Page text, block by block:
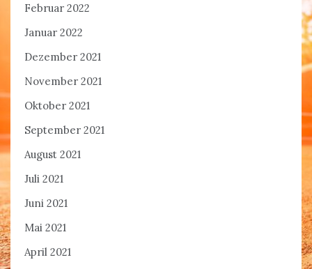
Februar 2022
Januar 2022
Dezember 2021
November 2021
Oktober 2021
September 2021
August 2021
Juli 2021
Juni 2021
Mai 2021
April 2021